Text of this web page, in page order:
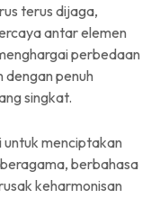
terus dijaga,
antar elemen
perbedaan
dengan penuh
singkat.
menciptakan
berbahasa
keharmonisan